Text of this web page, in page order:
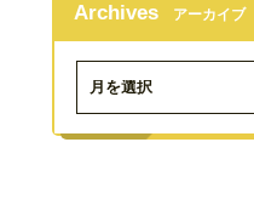
Archives アーカイブ
月を選択